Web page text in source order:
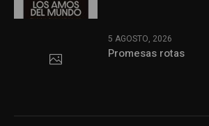
5 AGOSTO, 2026
Promesas rotas